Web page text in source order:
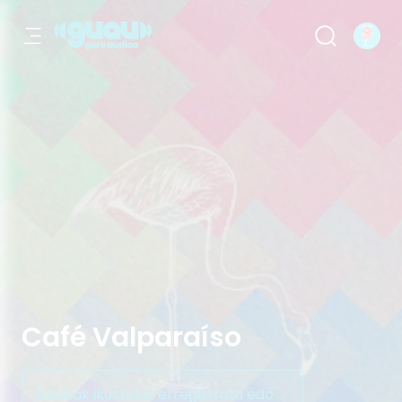
Café Valparaíso
Edukiak ikusteko, erregistratu edo